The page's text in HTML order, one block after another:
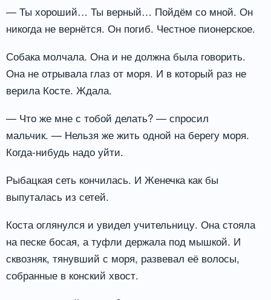
— Ты хороший… Ты верный… Пойдём со мной. Он
никогда не вернётся. Он погиб. Честное пионерское.
Собака молчала. Она и не должна была говорить.
Она не отрывала глаз от моря. И в который раз не
верила Косте. Ждала.
— Что же мне с тобой делать? — спросил
мальчик. — Нельзя же жить одной на берегу моря.
Когда-нибудь надо уйти.
Рыбацкая сеть кончилась. И Женечка как бы
выпуталась из сетей.
Коста оглянулся и увидел учительницу. Она стояла
на песке босая, а туфли держала под мышкой. И
сквозняк, тянувший с моря, развевал её волосы,
собранные в конский хвост.